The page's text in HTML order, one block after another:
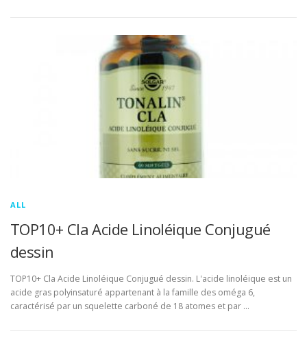
ALL
TOP10+ Cla Acide Linoléique Conjugué
dessin
TOP10+ Cla Acide Linoléique Conjugué dessin. L'acide linoléique est un
acide gras polyinsaturé appartenant à la famille des oméga 6,
caractérisé par un squelette carboné de 18 atomes et par …